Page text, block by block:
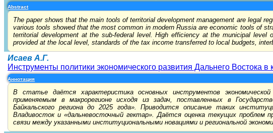
Abstract
The paper shows that the main tools of territorial development management are legal
various tools showed that the most common in modern Russia are economic tools of
territorial development at the sub-federal level. High efficiency at the municipal
provided at the local level, standards of the tax income transferred to local budgets,
Исаев А.Г.
Инструменты политики экономического развития Дальнего Востока в
Аннотация
В статье даётся характеристика основных инструментов
применяемым в макрорегионе исходя из задач, поставленных в
Байкальского региона до 2025 года». Приводится описание таких
Владивосток и «дальневосточный гектар». Даётся оценка текущих проблем
связи между указанными институциональными новациями и региональной